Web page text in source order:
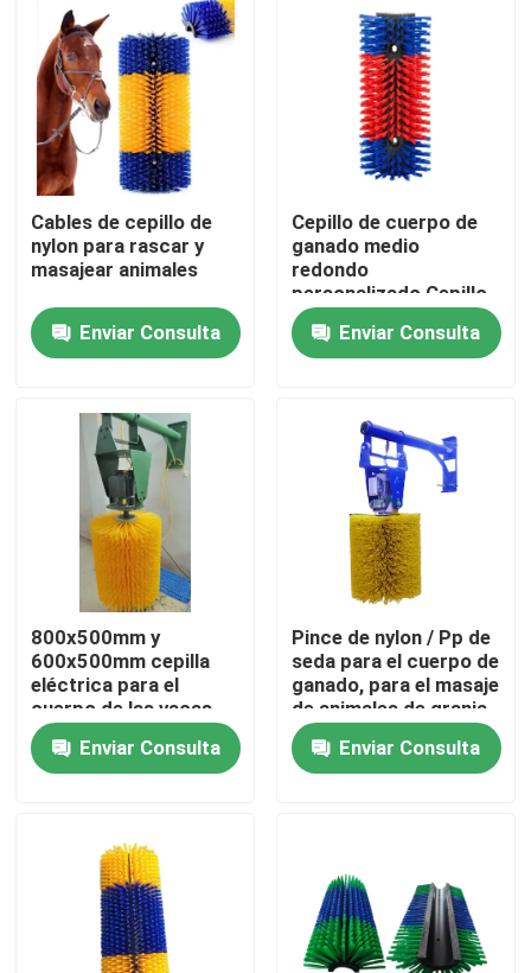
Inicio
Productos
Sobre nosotros
Visita a la fábrica
Control de Calidad
Contacto
Solicitar una cotización
Las demás máquinas y aparatos para la fabricación
Brushes de rodillos industriales
Cables de cepillo de
nylon para rascar y
masajear animales
Enviar Consulta
Cepillo de cuerpo de
ganado medio
redondo
personalizado Cepillo
de nylon para el
rascado de ganado y
ovejas
Enviar Consulta
800x500mm y
600x500mm cepilla
eléctrica para el
cuerpo de las vacas
para limpieza y masaje
de animalesEnviar Consulta
Pince de nylon / Pp de
seda para el cuerpo de
ganado, para el masaje
de animales de granja
Enviar Consulta